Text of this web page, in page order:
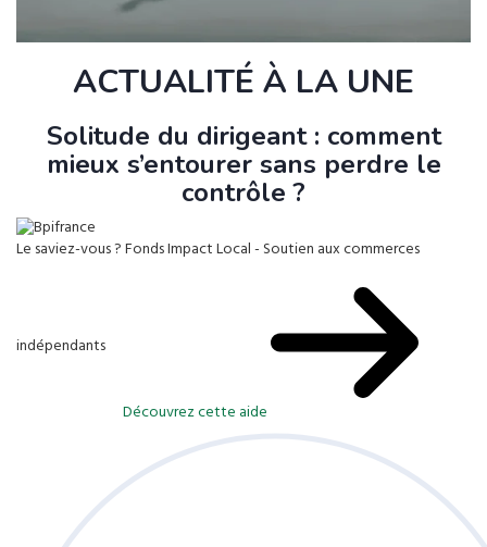
ACTUALITÉ À LA UNE
Solitude du dirigeant : comment
mieux s’entourer sans perdre le
contrôle ?
Le saviez-vous ?Fonds Impact Local - Soutien aux commerces
indépendants
Découvrez cette aide